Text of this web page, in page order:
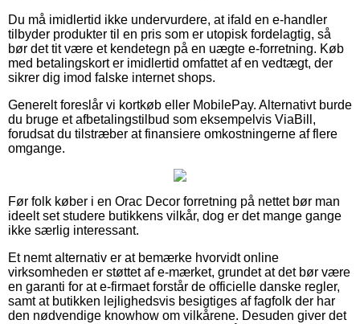
Du må imidlertid ikke undervurdere, at ifald en e-handler
tilbyder produkter til en pris som er utopisk fordelagtig, så
bør det tit være et kendetegn på en uægte e-forretning. Køb
med betalingskort er imidlertid omfattet af en vedtægt, der
sikrer dig imod falske internet shops.
Generelt foreslår vi kortkøb eller MobilePay. Alternativt burde
du bruge et afbetalingstilbud som eksempelvis ViaBill,
forudsat du tilstræber at finansiere omkostningerne af flere
omgange.
Før folk køber i en Orac Decor forretning på nettet bør man
ideelt set studere butikkens vilkår, dog er det mange gange
ikke særlig interessant.
Et nemt alternativ er at bemærke hvorvidt online
virksomheden er støttet af e-mærket, grundet at det bør være
en garanti for at e-firmaet forstår de officielle danske regler,
samt at butikken lejlighedsvis besigtiges af fagfolk der har
den nødvendige knowhow om vilkårene. Desuden giver det